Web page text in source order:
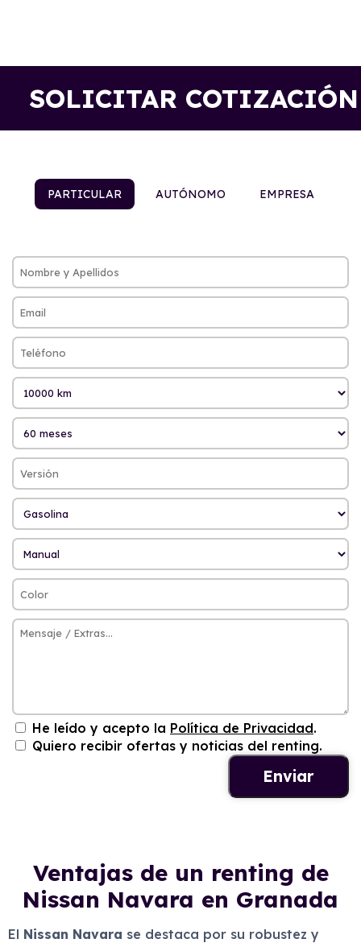
SOLICITAR COTIZACIÓN
PARTICULAR AUTÓNOMO EMPRESA
He leído y acepto la Política de Privacidad.
Quiero recibir ofertas y noticias del renting.
Ventajas de un renting de
Nissan Navara en Granada
El Nissan Navara se destaca por su robustez y